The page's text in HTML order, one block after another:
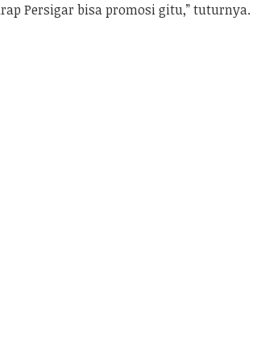
Persigar bisa promosi gitu,” tuturnya.